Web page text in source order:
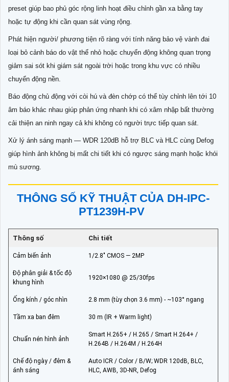
preset giúp bao phủ góc rộng linh hoạt điều chỉnh gần xa bằng tay
hoặc tự động khi cần quan sát vùng rộng.
Phát hiện người/ phương tiện rõ ràng với tính năng bảo vệ vành đai
loại bỏ cảnh báo do vật thể nhỏ hoặc chuyển động không quan trọng
giảm sai sót khi giám sát ngoài trời hoặc trong khu vực có nhiều
chuyển động nền.
Báo động chủ động với còi hú và đèn chớp có thể tùy chỉnh lên tới 10
âm báo khác nhau giúp phản ứng nhanh khi có xâm nhập bất thường
cải thiện an ninh ngay cả khi không có người trực tiếp quan sát.
Xử lý ánh sáng mạnh — WDR 120dB hỗ trợ BLC và HLC cùng Defog
giúp hình ảnh không bị mất chi tiết khi có ngược sáng mạnh hoặc khói
mù sương.
THÔNG SỐ KỸ THUẬT CỦA DH-IPC-
PT1239H-PV
Thông số Chi tiết
Cảm biến ảnh 1/2.8″ CMOS — 2MP
Độ phân giải & tốc độ
khung hình
1920×1080 @ 25/30fps
Ống kính / góc nhìn 2.8 mm (tùy chọn 3.6 mm) - ~103° ngang
Tầm xa ban đêm 30 m (IR + Warm light)
Chuẩn nén hình ảnh
Smart H.265+ / H.265 / Smart H.264+ /
H.264B / H.264M / H.264H
Chế độ ngày / đêm &
ánh sáng
Auto ICR / Color / B/W; WDR 120dB, BLC,
HLC, AWB, 3D-NR, Defog